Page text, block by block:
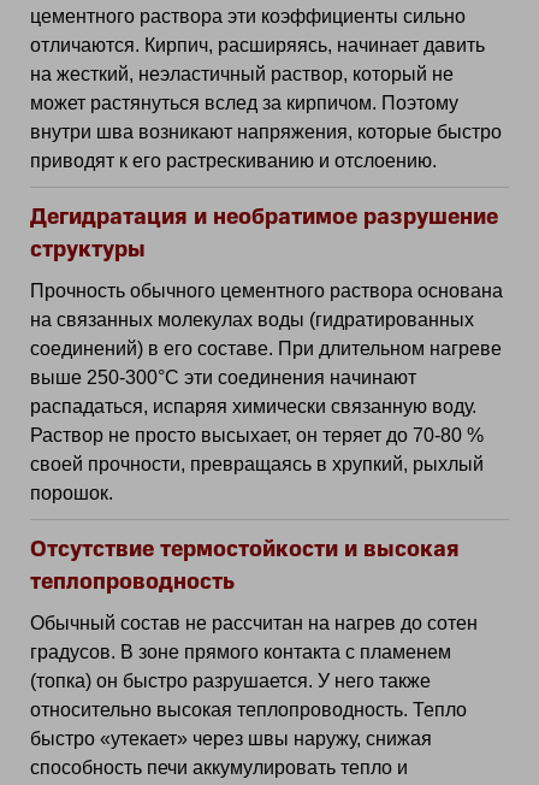
цементного раствора эти коэффициенты сильно
отличаются. Кирпич, расширяясь, начинает давить
на жесткий, неэластичный раствор, который не
может растянуться вслед за кирпичом. Поэтому
внутри шва возникают напряжения, которые быстро
приводят к его растрескиванию и отслоению.
Дегидратация и необратимое разрушение
структуры
Прочность обычного цементного раствора основана
на связанных молекулах воды (гидратированных
соединений) в его составе. При длительном нагреве
выше 250-300°C эти соединения начинают
распадаться, испаряя химически связанную воду.
Раствор не просто высыхает, он теряет до 70-80 %
своей прочности, превращаясь в хрупкий, рыхлый
порошок.
Отсутствие термостойкости и высокая
теплопроводность
Обычный состав не рассчитан на нагрев до сотен
градусов. В зоне прямого контакта с пламенем
(топка) он быстро разрушается. У него также
относительно высокая теплопроводность. Тепло
быстро «утекает» через швы наружу, снижая
способность печи аккумулировать тепло и